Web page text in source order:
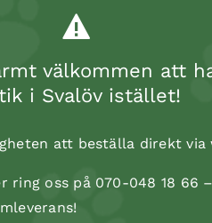
välkommen att
i Svalöv istället!
att beställa direkt via
ring oss på 070-048 18 66